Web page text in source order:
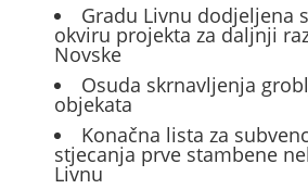
Gradu Livnu dodjeljena
okviru projekta za daljnji
Novske
Osuda skrnavljenja
objekata
Konačna lista za
stjecanja prve stambene
Livnu